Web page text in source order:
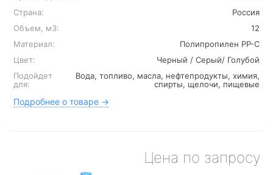
Страна:
Россия
Объем, м3:
12
Материал:
Полипропилен PP-C
Цвет:
Черный / Серый/ Голубой
Подойдет
для:
Вода, топливо, масла, нефтепродукты, химия,
спирты, щелочи, пищевые
Подробнее о товаре →
Цена по запросу